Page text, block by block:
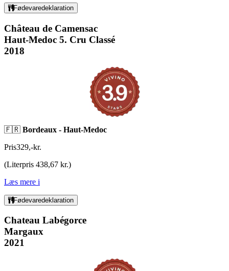
Fødevaredeklaration
Château de Camensac
Haut-Medoc 5. Cru Classé
2018
🇫🇷 Bordeaux - Haut-Medoc
Pris329,-kr.
(Literpris 438,67 kr.)
Læs mere i
Fødevaredeklaration
Chateau Labégorce
Margaux
2021